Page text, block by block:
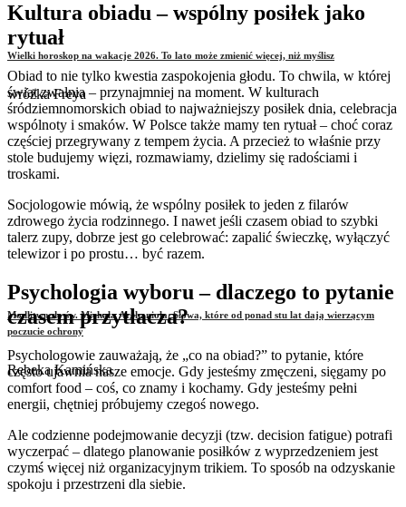
Wielki horoskop na wakacje 2026. To lato może zmienić więcej, niż myślisz
wróżka Freya
Modlitwa do św. Michała Archanioła. Słowa, które od ponad stu lat dają wierzącym
poczucie ochrony
Rebeka Kamińska
Kultura obiadu – wspólny posiłek jako
rytuał
Obiad to nie tylko kwestia zaspokojenia głodu. To chwila, w której
świat zwalnia – przynajmniej na moment. W kulturach
śródziemnomorskich obiad to najważniejszy posiłek dnia, celebracja
wspólnoty i smaków. W Polsce także mamy ten rytuał – choć coraz
częściej przegrywany z tempem życia. A przecież to właśnie przy
stole budujemy więzi, rozmawiamy, dzielimy się radościami i
troskami.
Socjologowie mówią, że wspólny posiłek to jeden z filarów
zdrowego życia rodzinnego. I nawet jeśli czasem obiad to szybki
talerz zupy, dobrze jest go celebrować: zapalić świeczkę, wyłączyć
telewizor i po prostu… być razem.
Psychologia wyboru – dlaczego to pytanie
czasem przytłacza?
Psychologowie zauważają, że „co na obiad?” to pytanie, które
często ujawnia nasze emocje. Gdy jesteśmy zmęczeni, sięgamy po
comfort food – coś, co znamy i kochamy. Gdy jesteśmy pełni
energii, chętniej próbujemy czegoś nowego.
Ale codzienne podejmowanie decyzji (tzw. decision fatigue) potrafi
wyczerpać – dlatego planowanie posiłków z wyprzedzeniem jest
czymś więcej niż organizacyjnym trikiem. To sposób na odzyskanie
spokoju i przestrzeni dla siebie.